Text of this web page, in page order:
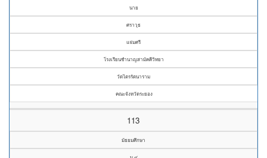
นาย
ศราวุธ
แจ่มศรี
โรงเรียนชำนาญสามัคคีวิทยา
วัดไตรรัตนาราม
คณะจังหวัดระยอง
113
มัธยมศึกษา